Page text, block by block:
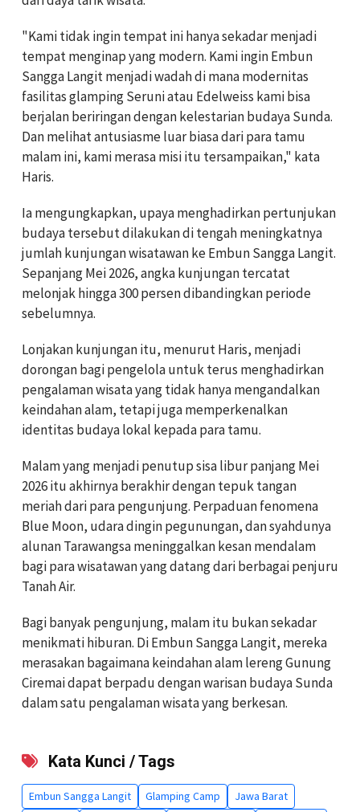
"Kami tidak ingin tempat ini hanya sekadar menjadi
tempat menginap yang modern. Kami ingin Embun
Sangga Langit menjadi wadah di mana modernitas
fasilitas glamping Seruni atau Edelweiss kami bisa
berjalan beriringan dengan kelestarian budaya Sunda.
Dan melihat antusiasme luar biasa dari para tamu
malam ini, kami merasa misi itu tersampaikan," kata
Haris.
Ia mengungkapkan, upaya menghadirkan pertunjukan
budaya tersebut dilakukan di tengah meningkatnya
jumlah kunjungan wisatawan ke Embun Sangga Langit.
Sepanjang Mei 2026, angka kunjungan tercatat
melonjak hingga 300 persen dibandingkan periode
sebelumnya.
Lonjakan kunjungan itu, menurut Haris, menjadi
dorongan bagi pengelola untuk terus menghadirkan
pengalaman wisata yang tidak hanya mengandalkan
keindahan alam, tetapi juga memperkenalkan
identitas budaya lokal kepada para tamu.
Malam yang menjadi penutup sisa libur panjang Mei
2026 itu akhirnya berakhir dengan tepuk tangan
meriah dari para pengunjung. Perpaduan fenomena
Blue Moon, udara dingin pegunungan, dan syahdunya
alunan Tarawangsa meninggalkan kesan mendalam
bagi para wisatawan yang datang dari berbagai penjuru
Tanah Air.
Bagi banyak pengunjung, malam itu bukan sekadar
menikmati hiburan. Di Embun Sangga Langit, mereka
merasakan bagaimana keindahan alam lereng Gunung
Ciremai dapat berpadu dengan warisan budaya Sunda
dalam satu pengalaman wisata yang berkesan.
Kata Kunci / Tags
Embun Sangga Langit Glamping Camp
Jawa Barat